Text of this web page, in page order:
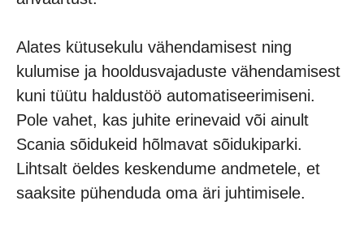
Alates kütusekulu vähendamisest ning
kulumise ja hooldusvajaduste vähendamisest
kuni tüütu haldustöö automatiseerimiseni.
Pole vahet, kas juhite erinevaid või ainult
Scania sõidukeid hõlmavat sõidukiparki.
Lihtsalt öeldes keskendume andmetele, et
saaksite pühenduda oma äri juhtimisele.